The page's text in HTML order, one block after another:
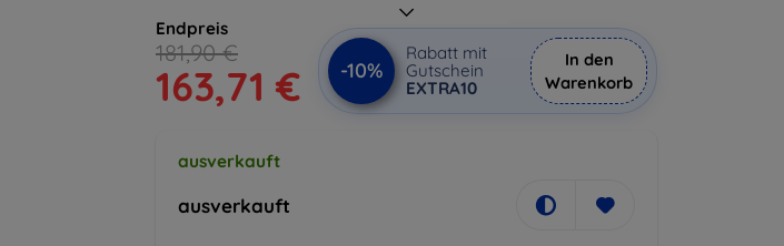
Endpreis
181,90 €
163,71 € -10%
Rabatt mit
Gutschein
EXTRA10
In den
Warenkorb
ausverkauft
ausverkauft